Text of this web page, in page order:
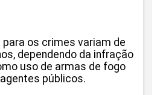
os crimes variam de
dependendo da infração
uso de armas de fogo
públicos.